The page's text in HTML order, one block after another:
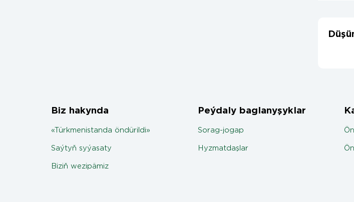
Biz hakynda
«Türkmenistanda öndürildi»
Saýtyň syýasaty
Biziň wezipämiz
Peýdaly baglanyşyklar
Sorag-jogap
Hyzmatdaşlar